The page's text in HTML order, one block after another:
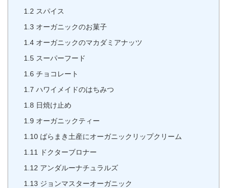
1.2 スパイス
1.3 オーガニックのお菓子
1.4 オーガニックのマカダミアナッツ
1.5 スーパーフード
1.6 チョコレート
1.7 ハワイメイドのはちみつ
1.8 日焼け止め
1.9 オーガニックティー
1.10 ばらまき土産にオーガニックリップクリーム
1.11
ドクターブロナー
1.12 アンダルーナチュラルズ
1.13 ジョンマスターオーガニック